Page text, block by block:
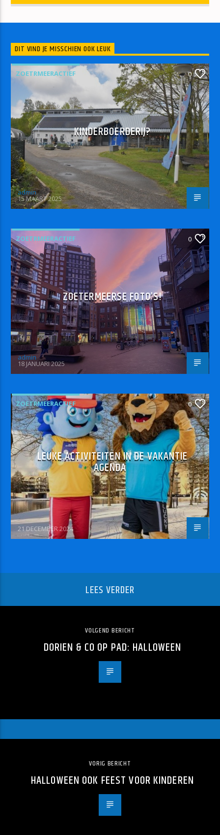
DIT VIND JE MISSCHIEN OOK LEUK
ZOETRMEERACTIEF 0
KINDERBOERDERIJ?
admin
15 MAART 2025
ZOETRMEERACTIEF 0
ZOETERMEERSE FOTO’S!
admin
18 JANUARI 2025
ZOETRMEERACTIEF 0
LEUKE ACTIVITEITEN IN DE VAKANTIE
AGENDA
21 DECEMBER 2024
LEES VERDER
VOLGEND BERICHT
DORIEN & CO OP PAD: HALLOWEEN
VORIG BERICHT
HALLOWEEN OOK FEEST VOOR KINDEREN